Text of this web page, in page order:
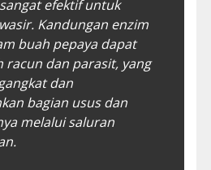
efektif untuk
Kandungan enzim
buah pepaya dapat
racun dan parasit, yang
dan
bagian usus dan
melalui saluran